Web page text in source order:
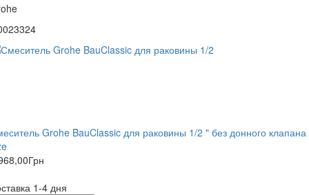
Grohe BauClassic для раковины 1/2 " без донного клапана
Грн
1-4 дня